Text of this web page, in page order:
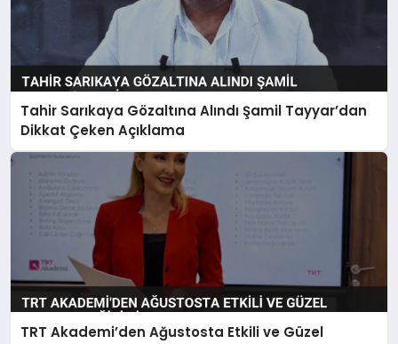
Tahir Sarıkaya Gözaltına Alındı Şamil Tayyar’dan
Dikkat Çeken Açıklama
TRT Akademi’den Ağustosta Etkili ve Güzel